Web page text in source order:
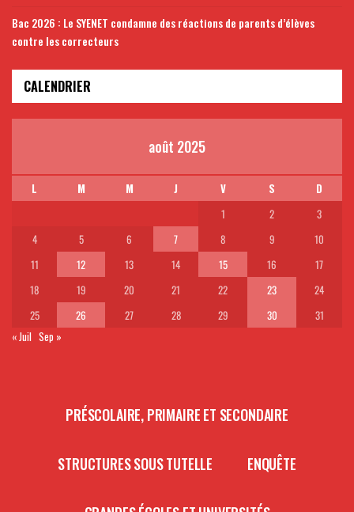
Bac 2026 : Le SYENET condamne des réactions de parents d’élèves
contre les correcteurs
CALENDRIER
août 2025
L M M J V S
D
1
2
3
4
5 6 7 8 9
10
11
12 13 14 15 16
17
18
19 20 21 22 23
24
25
26 27 28 29 30
31
« Juil Sep »
PRÉSCOLAIRE, PRIMAIRE ET SECONDAIRE
STRUCTURES SOUS TUTELLE ENQUÊTE